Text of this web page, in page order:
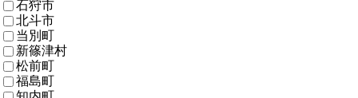
石狩市
北斗市
当別町
新篠津村
松前町
福島町